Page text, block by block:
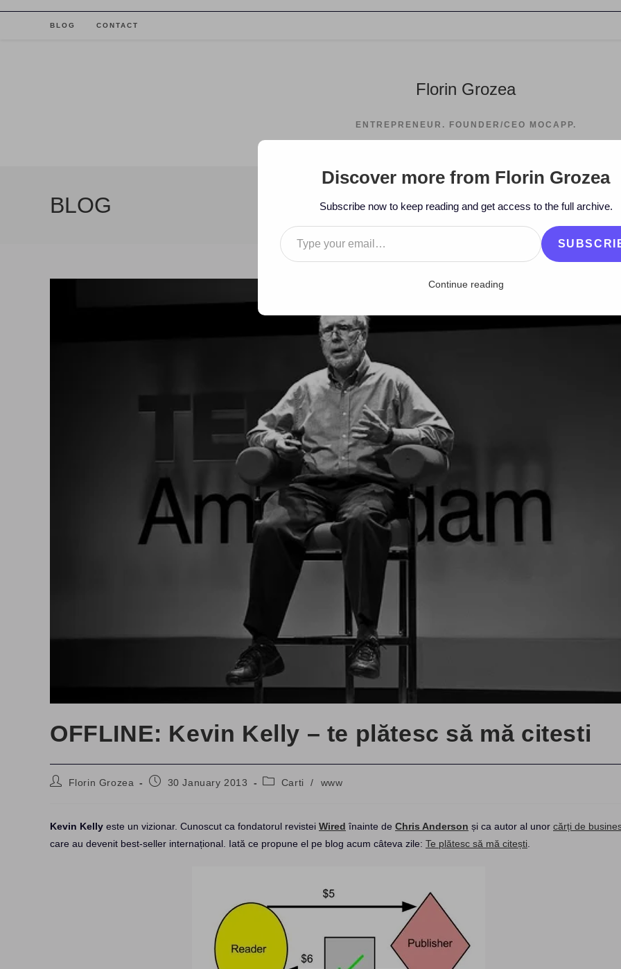
BLOG CONTACT
Florin Grozea
ENTREPRENEUR. FOUNDER/CEO MOCAPP.
BLOG 2013 January
OFFLINE: Kevin Kelly – te plătesc să mă citesti
PostFlorin Grozea
Post30 January 2013
PostCarti / www
Kevin Kelly este un vizionar. Cunoscut ca fondatorul revistei Wired înainte de Chris Anderson și ca autor al unor cărți de
care au devenit best-seller internațional. Iată ce propune el pe blog acum câteva zile: Te plătesc să mă citești
Discover more from Florin Grozea
Subscribe now to keep reading and get access to the full archive.
Type your email…
Continue reading